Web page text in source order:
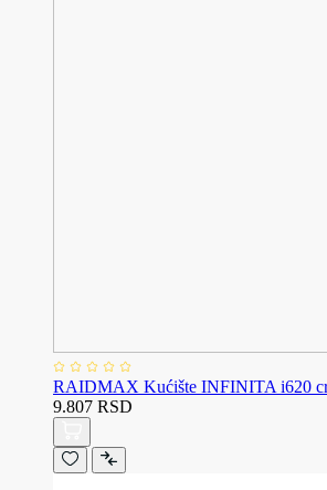
RAIDMAX Kućište INFINITA i620
9.807 RSD